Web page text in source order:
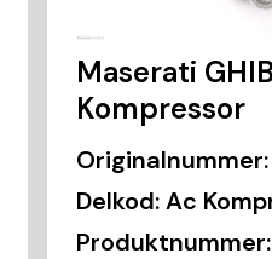
Maserati
Kompressor
Originalnummer:
Delkod: Ac
Produktnummer: